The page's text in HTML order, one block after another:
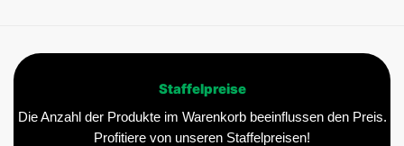
Staffelpreise
Die Anzahl der Produkte im Warenkorb beeinflussen den Preis.
Profitiere von unseren Staffelpreisen!